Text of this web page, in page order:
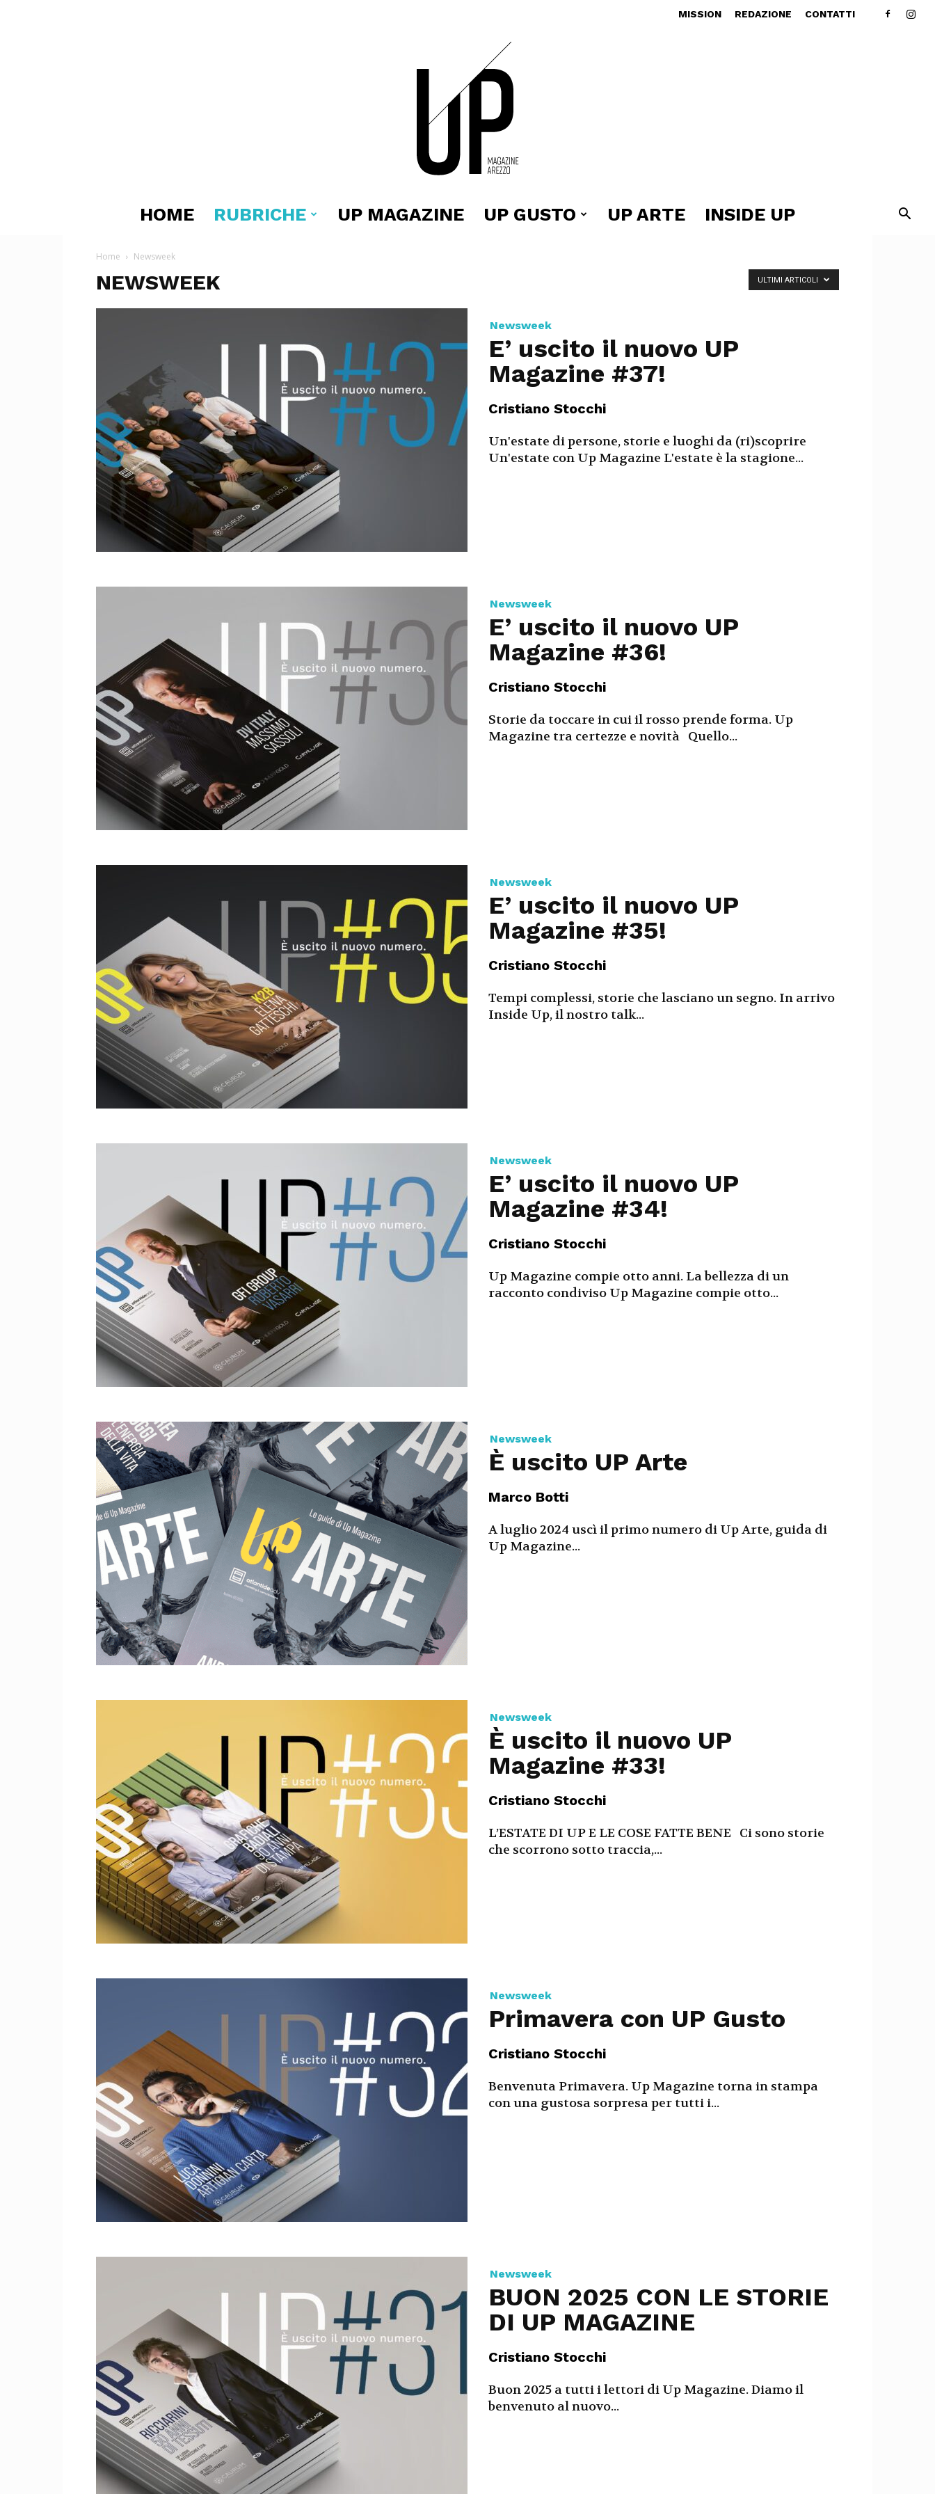
MISSION REDAZIONE CONTATTI
Magazine
HOME RUBRICHE UP MAGAZINE UP GUSTO UP ARTE INSIDE UP
Home Newsweek
NEWSWEEK ULTIMI ARTICOLI
Newsweek
E’ uscito il nuovo UP
Magazine #37!
Cristiano Stocchi
Un'estate di persone, storie e luoghi da (ri)scoprire
Un'estate con Up Magazine L'estate è la stagione...
Newsweek
E’ uscito il nuovo UP
Magazine #36!
Cristiano Stocchi
Storie da toccare in cui il rosso prende forma. Up
Magazine tra certezze e novità Quello...
Newsweek
E’ uscito il nuovo UP
Magazine #35!
Cristiano Stocchi
Tempi complessi, storie che lasciano un segno. In arrivo
Inside Up, il nostro talk...
Newsweek
E’ uscito il nuovo UP
Magazine #34!
Cristiano Stocchi
Up Magazine compie otto anni. La bellezza di un
racconto condiviso Up Magazine compie otto...
Newsweek
È uscito UP Arte
Marco Botti
A luglio 2024 uscì il primo numero di Up Arte, guida di
Up Magazine...
Newsweek
È uscito il nuovo UP
Magazine #33!
Cristiano Stocchi
L’ESTATE DI UP E LE COSE FATTE BENE Ci sono storie
che scorrono sotto traccia,...
Newsweek
Primavera con UP Gusto
Cristiano Stocchi
Benvenuta Primavera. Up Magazine torna in stampa
con una gustosa sorpresa per tutti i...
Newsweek
BUON 2025 CON LE STORIE
DI UP MAGAZINE
Cristiano Stocchi
Buon 2025 a tutti i lettori di Up Magazine. Diamo il
benvenuto al nuovo...